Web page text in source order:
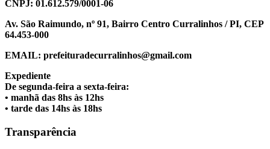
CNPJ: 01.612.579/0001-06
Av. São Raimundo, nº 91, Bairro Centro Curralinhos / PI, CEP
64.453-000
EMAIL: prefeituradecurralinhos@gmail.com
Expediente
De segunda-feira a sexta-feira:
• manhã das 8hs às 12hs
• tarde das 14hs às 18hs
Transparência